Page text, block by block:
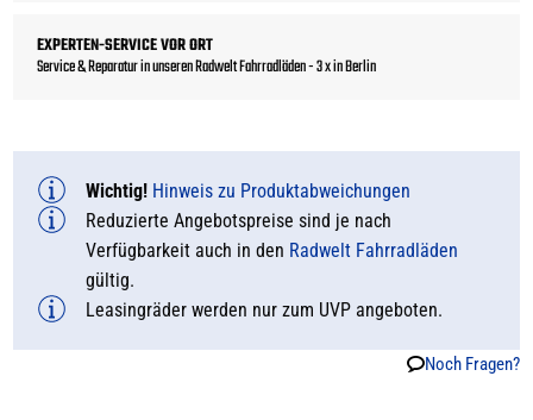
EXPERTEN-SERVICE VOR ORT
Service & Reparatur in unseren Radwelt Fahrradläden - 3 x in Berlin
Wichtig! Hinweis zu Produktabweichungen
Reduzierte Angebotspreise sind je nach
Verfügbarkeit auch in den Radwelt Fahrradläden
gültig.
Leasingräder werden nur zum UVP angeboten.
Noch Fragen?